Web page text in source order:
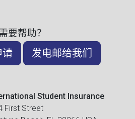
要帮助？
请 发电邮给我们
Student Insurance
First Street